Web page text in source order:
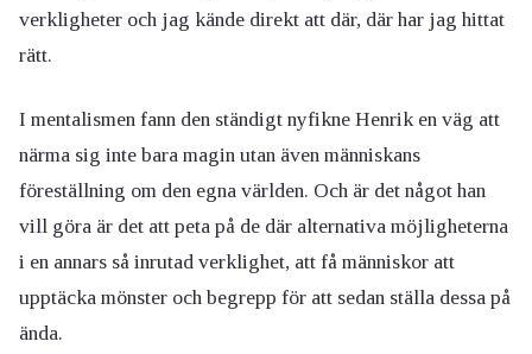
verkligheter och jag kände direkt att där, där har jag hittat
rätt.
I mentalismen fann den ständigt nyfikne Henrik en väg att
närma sig inte bara magin utan även människans
föreställning om den egna världen. Och är det något han
vill göra är det att peta på de där alternativa möjligheterna
i en annars så inrutad verklighet, att få människor att
upptäcka mönster och begrepp för att sedan ställa dessa på
ända.